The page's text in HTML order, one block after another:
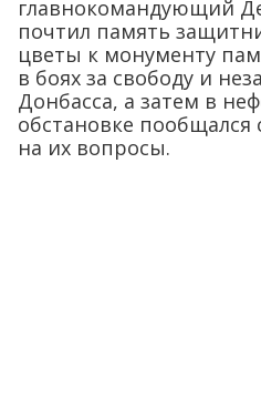
главнокомандующий
почтил память
цветы к монументу
в боях за свободу и
Донбасса, а затем в
обстановке
на их вопросы.